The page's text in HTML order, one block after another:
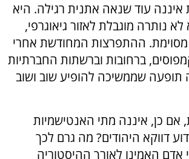
איננה עוד שנאה אתנית רגילה. היא
נותרה מוגבלת לאזור גיאוגרפי,
ההתפרצות המחודשת אחרי
בקמפוסים, ברחובות וברשתות החברתיות
תופעה שממשיכה להופיע שוב ושוב
כן, איננה מתי האנטישמיות
דווקא היהודים? מה גרם לכך
אדם האמינו לאורך ההיסטוריה